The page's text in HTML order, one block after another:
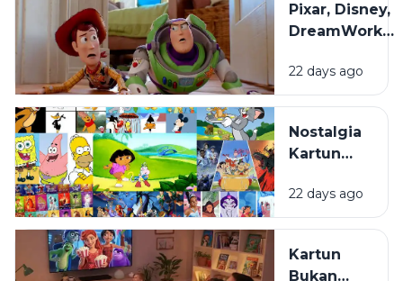
Sering
Terlewat
Pixar, Disney,
DreamWorks,
Ghibli: Apa
yang
Gaya Animasi
Mereka
22 days ago
Nostalgia
Kartun
Kecil:
Kenapa
Terasa
22 days ago
Kartun
Bukan